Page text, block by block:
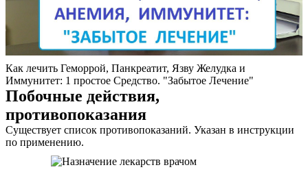
Как лечить Геморрой, Панкреатит, Язву Желудка и
Иммунитет: 1 простое Средство. "Забытое Лечение"
Побочные действия,
противопоказания
Существует список противопоказаний. Указан в инструкции
по применению.